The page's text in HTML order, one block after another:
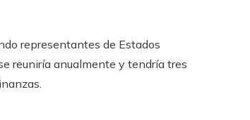
representantes de Estados
reuniría anualmente y tendría tres